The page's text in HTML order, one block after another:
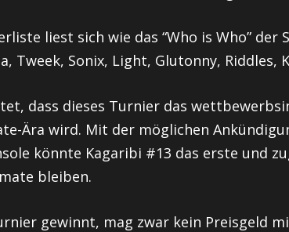
liest sich wie das “Who is Who” der
Tweek, Sonix, Light, Glutonny, Riddles,
dass dieses Turnier das
Ära wird. Mit der möglichen
könnte Kagaribi #13 das erste und
bleiben.
gewinnt, mag zwar kein Preisgeld